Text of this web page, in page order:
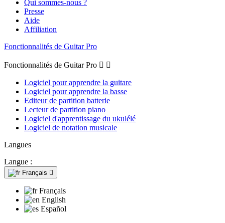
Qui sommes-nous ?
Presse
Aide
Affiliation
Fonctionnalités de Guitar Pro
Fonctionnalités de Guitar Pro  
Logiciel pour apprendre la guitare
Logiciel pour apprendre la basse
Editeur de partition batterie
Lecteur de partition piano
Logiciel d'apprentissage du ukulélé
Logiciel de notation musicale
Langues
Langue :
Français 
Français
English
Español